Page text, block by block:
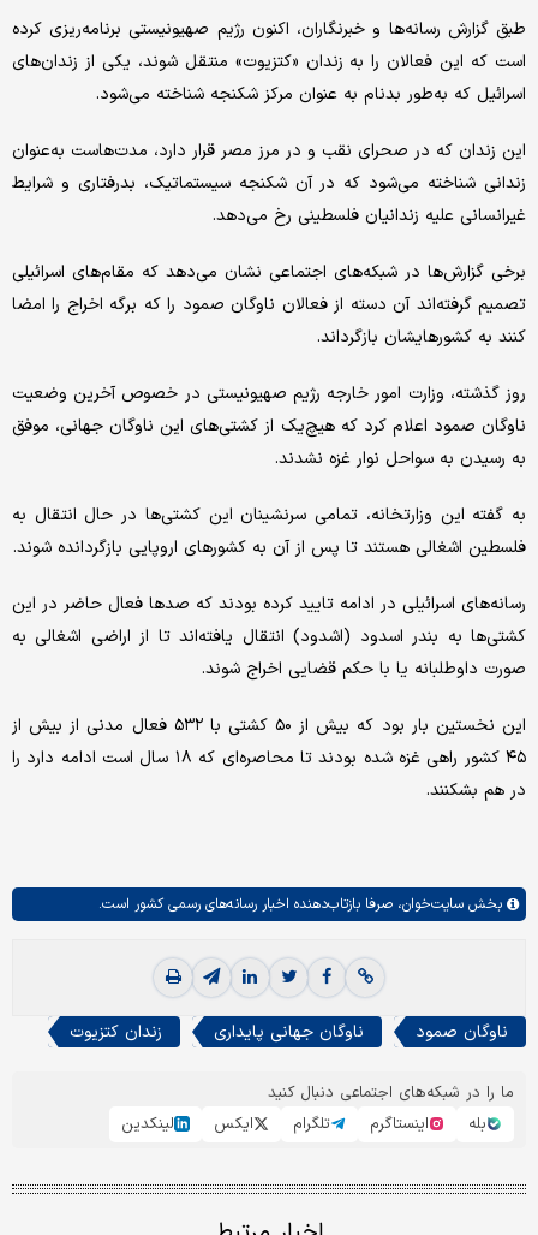
طبق گزارش رسانه‌ها و خبرنگاران، اکنون رژیم صهیونیستی برنامه‌ریزی کرده
است که این فعالان را به زندان «کتزیوت» منتقل شوند، یکی از زندان‌های
اسرائیل که به‌طور بدنام به عنوان مرکز شکنجه شناخته می‌شود.
این زندان که در صحرای نقب و در مرز مصر قرار دارد، مدت‌هاست به‌عنوان
زندانی شناخته می‌شود که در آن شکنجه سیستماتیک، بدرفتاری و شرایط
غیرانسانی علیه زندانیان فلسطینی رخ می‌دهد.
برخی گزارش‌ها در شبکه‌های اجتماعی نشان می‌دهد که مقام‌های اسرائیلی
تصمیم گرفته‌اند آن دسته از فعالان ناوگان صمود را که برگه اخراج را امضا
کنند به کشورهایشان بازگرداند.
روز گذشته، وزارت امور خارجه رژیم صهیونیستی در خصوص آخرین وضعیت
ناوگان صمود اعلام کرد که هیچ‌یک از کشتی‌های این ناوگان جهانی، موفق
به رسیدن به سواحل نوار غزه نشدند.
به گفته این وزارتخانه، تمامی سرنشینان این کشتی‌ها در حال انتقال به
فلسطین اشغالی هستند تا پس از آن به کشورهای اروپایی بازگردانده شوند.
رسانه‌های اسرائیلی در ادامه تایید کرده بودند که صدها فعال حاضر در این
کشتی‌ها به بندر اسدود (اشدود) انتقال یافته‌اند تا از اراضی اشغالی به
صورت داوطلبانه یا با حکم قضایی اخراج شوند.
این نخستین بار بود که بیش از ۵۰ کشتی با ۵۳۲ فعال مدنی از بیش از
۴۵ کشور راهی غزه شده بودند تا محاصره‌ای که ۱۸ سال است ادامه دارد را
در هم بشکنند.
بخش سایت‌خوان، صرفا بازتاب‌دهنده اخبار رسانه‌های رسمی کشور است.
ناوگان صمود ناوگان جهانی پایداری زندان کتزیوت
ما را در شبکه‌های اجتماعی دنبال کنید
بله
اینستاگرم تلگرام ایکس لینکدین